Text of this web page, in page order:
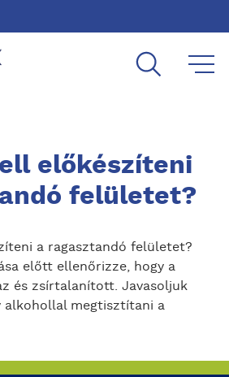
előkészíteni
felületet?
a ragasztandó felületet?
előtt ellenőrizze, hogy a
és zsírtalanított. Javasoljuk
alkohollal megtisztítani a